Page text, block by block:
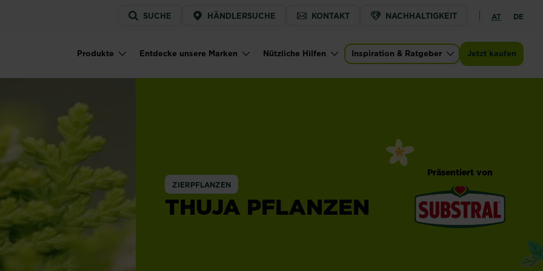
Service
menu
SUCHE HÄNDLERSUCHE KONTAKT NACHHALTIGKEIT AT DE
Main navigation
Produkte Entdecke unsere Marken Nützliche Hilfen Inspiration & Ratgeber Jetzt kaufen
ZIERPFLANZEN
THUJA PFLANZEN
Präsentiert von